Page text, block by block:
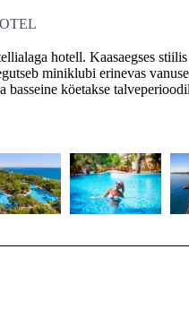
hotell. Kaasaegses
miniklubi erinevas
basseine köetakse